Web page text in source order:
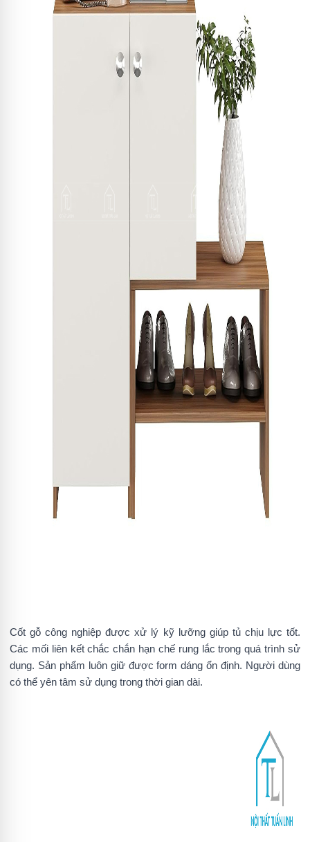
Cốt gỗ công nghiệp được xử lý kỹ lưỡng giúp tủ chịu lực tốt.
Các mối liên kết chắc chắn hạn chế rung lắc trong quá trình sử
dụng. Sản phẩm luôn giữ được form dáng ổn định. Người dùng
có thể yên tâm sử dụng trong thời gian dài.